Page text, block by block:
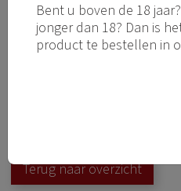
Bent u boven de 18
jonger dan 18? Dan is
product te bestellen in
Terug naar overzicht